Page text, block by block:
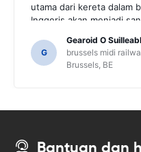
utama dari kereta dalam
Inggeris akan menjadi
meminta beberapa
untuk panduan dan
mungkin tidak
G
Gearoid O
brussels midi
Brussels, BE
Bantuan dan